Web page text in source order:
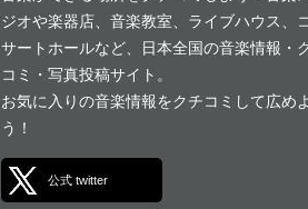
ジオや楽器店、音楽教室、ライブハウス、
サートホールなど、日本全国の音楽情報・
コミ・写真投稿サイト。
お気に入りの音楽情報をクチコミして広め
う！
公式 twitter